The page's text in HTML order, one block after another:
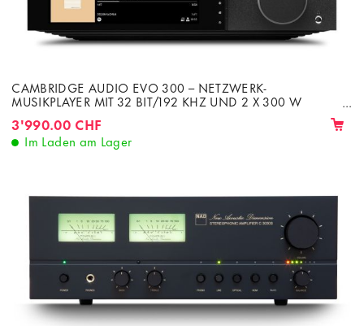
CAMBRIDGE AUDIO EVO 300 – NETZWERK-
MUSIKPLAYER MIT 32 BIT/192 KHZ UND 2 X 300 W
3'990.00 CHF
Im Laden am Lager